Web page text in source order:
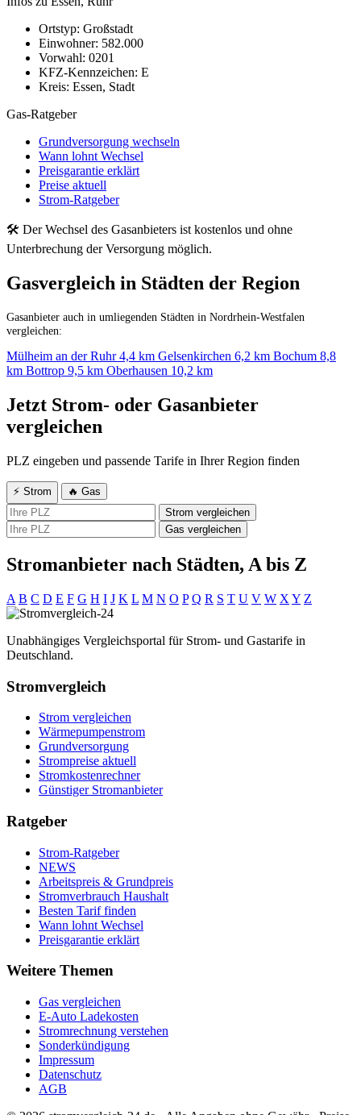
Ortstyp: Großstadt
Einwohner: 582.000
Vorwahl: 0201
KFZ-Kennzeichen: E
Kreis: Essen, Stadt
Gas-Ratgeber
Grundversorgung wechseln
Wann lohnt Wechsel
Preisgarantie erklärt
Preise aktuell
Strom-Ratgeber
🛠 Der Wechsel des Gasanbieters ist kostenlos und ohne
Unterbrechung der Versorgung möglich.
Gasvergleich in Städten der Region
Gasanbieter auch in umliegenden Städten in Nordrhein-Westfalen
vergleichen:
Mülheim an der Ruhr4,4 km Gelsenkirchen 6,2 km Bochum 8,8
km Bottrop 9,5 km Oberhausen 10,2 km
Jetzt Strom- oder Gasanbieter
vergleichen
PLZ eingeben und passende Tarife in Ihrer Region finden
⚡ Strom
🔥 Gas
Strom vergleichen
Gas vergleichen
Stromanbieter nach Städten, A bis Z
A B C D E F G H I J K L M N O P Q R S T U V W X Y Z
Unabhängiges Vergleichsportal für Strom- und Gastarife in
Deutschland.
Stromvergleich
Strom vergleichen
Wärmepumpenstrom
Grundversorgung
Strompreise aktuell
Stromkostenrechner
Günstiger Stromanbieter
Ratgeber
Strom-Ratgeber
NEWS
Arbeitspreis & Grundpreis
Stromverbrauch Haushalt
Besten Tarif finden
Wann lohnt Wechsel
Preisgarantie erklärt
Weitere Themen
Gas vergleichen
E-Auto Ladekosten
Stromrechnung verstehen
Sonderkündigung
Impressum
Datenschutz
AGB